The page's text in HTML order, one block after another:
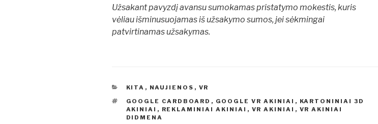
Užsakant pavyzdį avansu sumokamas pristatymo mokestis, kuris
vėliau išminusuojamas iš užsakymo sumos, jei sėkmingai
patvirtinamas užsakymas.
KATEGORIJOS
KITA , NAUJIENOS , VR
ŽYMOS
GOOGLE CARDBOARD , GOOGLE VR AKINIAI , KARTONINIAI 3D
AKINIAI , REKLAMINIAI AKINIAI , VR AKINIAI , VR AKINIAI
DIDMENA